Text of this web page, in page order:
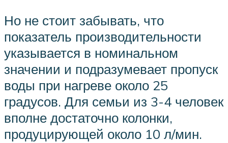
Но не стоит забывать, что
показатель производительности
указывается в номинальном
значении и подразумевает пропуск
воды при нагреве около 25
градусов. Для семьи из 3-4 человек
вполне достаточно колонки,
продуцирующей около 10 л/мин.